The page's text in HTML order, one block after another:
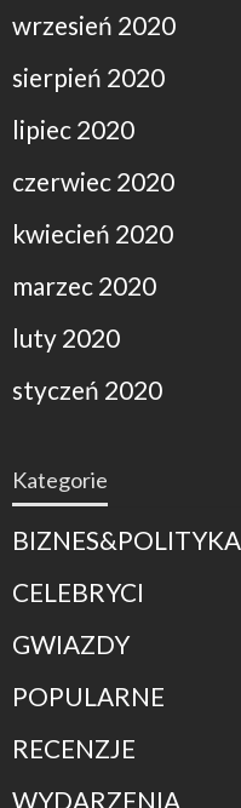
wrzesień 2020
sierpień 2020
lipiec 2020
czerwiec 2020
kwiecień 2020
marzec 2020
luty 2020
styczeń 2020
Kategorie
BIZNES&POLITYKA
CELEBRYCI
GWIAZDY
POPULARNE
RECENZJE
WYDARZENIA